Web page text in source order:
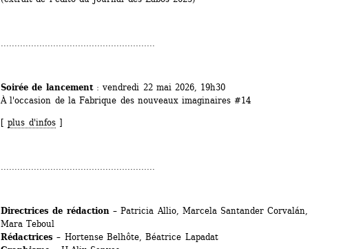
........................................................
Soirée de lancement : vendredi 22 mai 2026, 19h30
À l'occasion de la Fabrique des nouveaux imaginaires #14
[ plus d'infos]
........................................................
Directrices de rédaction– Patricia Allio, Marcela Santander Corvalán,
Mara Teboul
Rédactrices – Hortense Belhôte, Béatrice Lapadat